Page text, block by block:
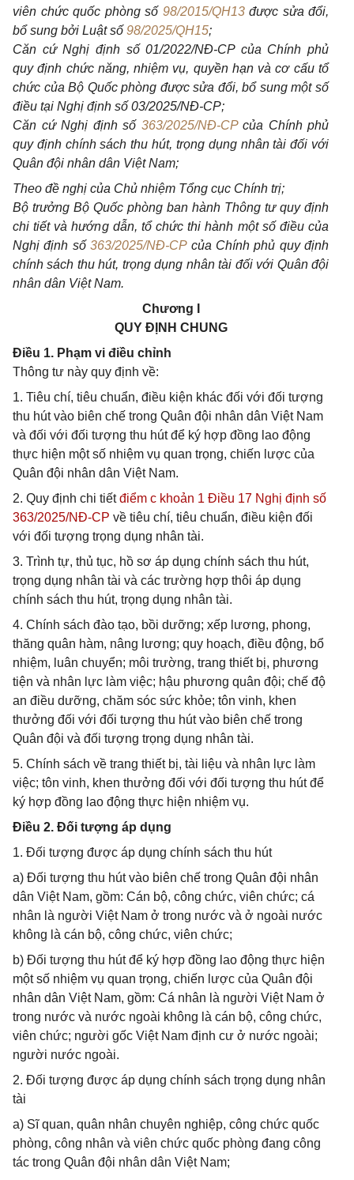
viên chức quốc phòng số 98/2015/QH13được sửa đổi,
bổ sung bởi Luật số 98/2025/QH15;
Căn cứ Nghị định số 01/2022/NĐ-CP của Chính phủ
quy định chức năng, nhiệm vụ, quyền hạn và cơ cấu tổ
chức của Bộ Quốc phòng được sửa đổi, bổ sung một số
điều tại Nghị định số 03/2025/NĐ-CP;
Căn cứ Nghị định số 363/2025/NĐ-CPcủa Chính phủ
quy định chính sách thu hút, trọng dụng nhân tài đối với
Quân đội nhân dân Việt Nam;
Theo đề nghị của Chủ nhiệm Tổng cục Chính trị;
Bộ trưởng Bộ Quốc phòng ban hành Thông tư quy định
chi tiết và hướng dẫn, tổ chức thi hành một số điều của
Nghị định số363/2025/NĐ-CPcủa Chính phủ quy định
chính sách thu hút, trọng dụng nhân tài đối với Quân đội
nhân dân Việt Nam.
Chương I
QUY ĐỊNH CHUNG
Điều 1. Phạm vi điều chỉnh
Thông tư này quy định về:
1. Tiêu chí, tiêu chuẩn, điều kiện khác đối với đối tượng
thu hút vào biên chế trong Quân đội nhân dân Việt Nam
và đối với đối tượng thu hút để ký hợp đồng lao động
thực hiện một số nhiệm vụ quan trọng, chiến lược của
Quân đội nhân dân Việt Nam.
2. Quy định chi tiếtđiểm c khoản 1 Điều 17 Nghị định số
363/2025/NĐ-CP về tiêu chí, tiêu chuẩn, điều kiện đối
với đối tượng trọng dụng nhân tài.
3. Trình tự, thủ tục, hồ sơ áp dụng chính sách thu hút,
trọng dụng nhân tài và các trường hợp thôi áp dụng
chính sách thu hút, trọng dụng nhân tài.
4. Chính sách đào tạo, bồi dưỡng; xếp lương, phong,
thăng quân hàm, nâng lương; quy hoạch, điều động, bổ
nhiệm, luân chuyển; môi trường, trang thiết bị, phương
tiện và nhân lực làm việc; hậu phương quân đội; chế độ
an điều dưỡng, chăm sóc sức khỏe; tôn vinh, khen
thưởng đối với đối tượng thu hút vào biên chế trong
Quân đội và đối tượng trọng dụng nhân tài.
5. Chính sách về trang thiết bị, tài liệu và nhân lực làm
việc; tôn vinh, khen thưởng đối với đối tượng thu hút để
ký hợp đồng lao động thực hiện nhiệm vụ.
Điều 2. Đối tượng áp dụng
1. Đối tượng được áp dụng chính sách thu hút
a) Đối tượng thu hút vào biên chế trong Quân đội nhân
dân Việt Nam, gồm: Cán bộ, công chức, viên chức; cá
nhân là người Việt Nam ở trong nước và ở ngoài nước
không là cán bộ, công chức, viên chức;
b) Đối tượng thu hút để ký hợp đồng lao động thực hiện
một số nhiệm vụ quan trọng, chiến lược của Quân đội
nhân dân Việt Nam, gồm: Cá nhân là người Việt Nam ở
trong nước và nước ngoài không là cán bộ, công chức,
viên chức; người gốc Việt Nam định cư ở nước ngoài;
người nước ngoài.
2. Đối tượng được áp dụng chính sách trọng dụng nhân
tài
a) Sĩ quan, quân nhân chuyên nghiệp, công chức quốc
phòng, công nhân và viên chức quốc phòng đang công
tác trong Quân đội nhân dân Việt Nam;